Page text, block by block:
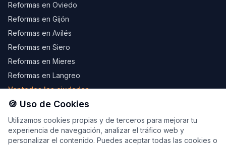
Reformas en Oviedo
Reformas en Gijón
Reformas en Avilés
Reformas en Siero
Reformas en Mieres
Reformas en Langreo
Ver todas las ciudades →
© 2026 LevelHouseReformas.com — Web desarrollada por
Marco López, CEO de Ecoim.esyNeonX.es
🍪 Uso de Cookies
Utilizamos cookies propias y de terceros para mejorar tu
experiencia de navegación, analizar el tráfico web y
personalizar el contenido. Puedes aceptar todas las cookies o